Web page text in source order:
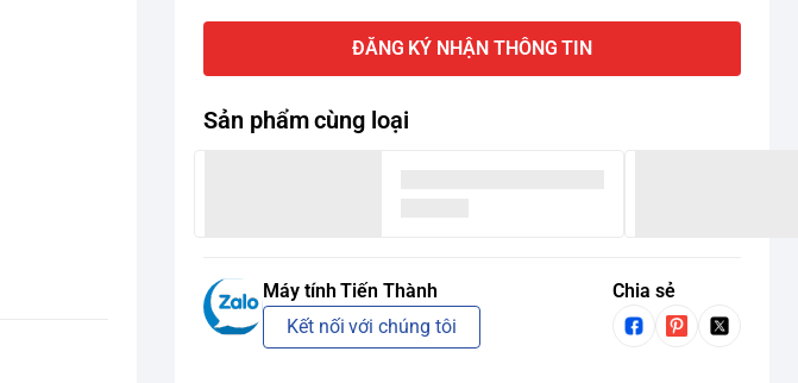
ĐĂNG KÝ NHẬN THÔNG TIN
Sản phẩm cùng loại
Máy tính Tiến Thành
Kết nối với chúng tôi
Chia sẻ